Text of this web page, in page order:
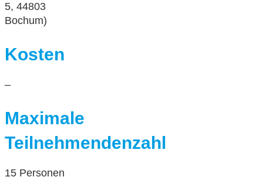
5, 44803
Bochum)
Kosten
–
Maximale
Teilnehmendenzahl
15 Personen